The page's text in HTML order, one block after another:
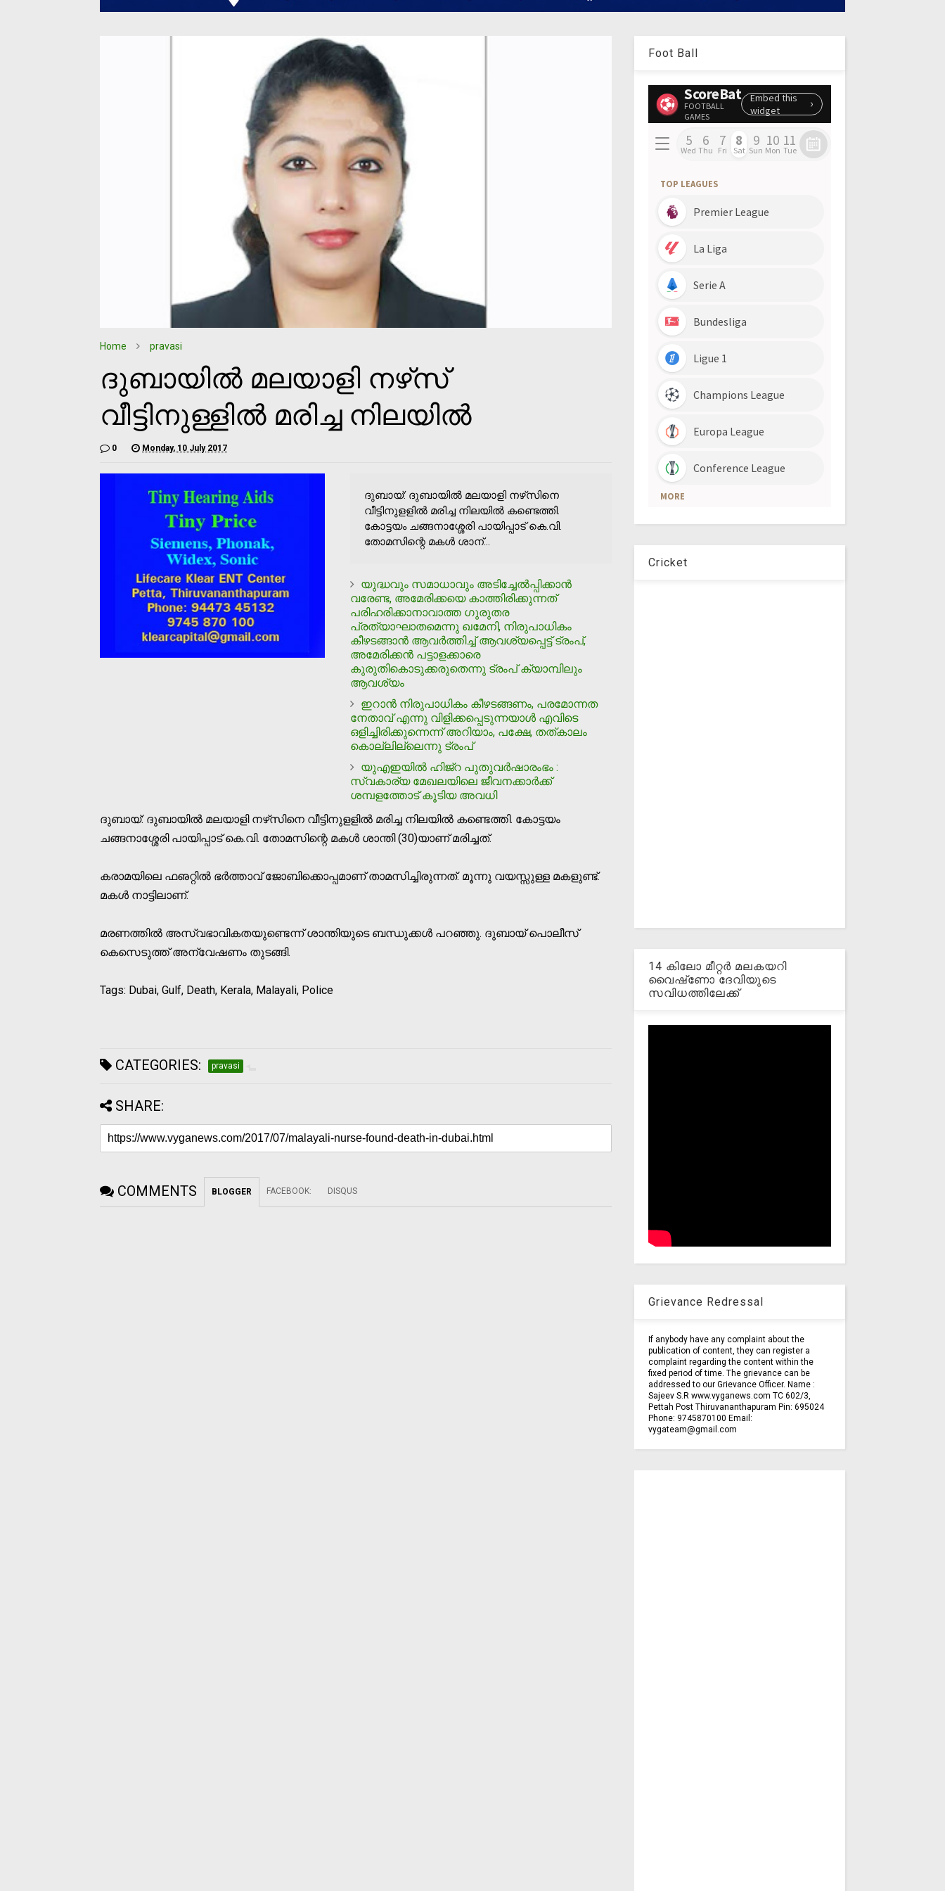
Home pravasi
ദുബായില്‍ മലയാളി നഴ്‌സ്
വീട്ടിനുള്ളില്‍ മരിച്ച നിലയില്‍
0 Monday, 10 July 2017
ദുബായ്: ദുബായില്‍ മലയാളി നഴ്‌സിനെ
വീട്ടിനുളളില്‍ മരിച്ച നിലയില്‍ കണ്ടെത്തി.
കോട്ടയം ചങ്ങനാശ്ശേരി പായിപ്പാട് കെ.വി.
തോമസിന്റെ മകള്‍ ശാന്...
യുദ്ധവും സമാധാവും അടിച്ചേല്‍പ്പിക്കാന്‍
വരേണ്ട, അമേരിക്കയെ കാത്തിരിക്കുന്നത്
പരിഹരിക്കാനാവാത്ത ഗുരുതര
പ്രത്യാഘാതമെന്നു ഖമേനി, നിരുപാധികം
കീഴടങ്ങാന്‍ ആവര്‍ത്തിച്ച് ആവശ്യപ്പെട്ട് ട്രംപ്,
അമേരിക്കന്‍ പട്ടാളക്കാരെ
കുരുതികൊടുക്കരുതെന്നു ട്രംപ് ക്യാമ്പിലും
ആവശ്യം
ഇറാന്‍ നിരുപാധികം കീഴടങ്ങണം, പരമോന്നത
നേതാവ് എന്നു വിളിക്കപ്പെടുന്നയാള്‍ എവിടെ
ഒളിച്ചിരിക്കുന്നെന്ന് അറിയാം, പക്ഷേ, തത്കാലം
കൊല്ലില്ലെന്നു ട്രംപ്
യുഎഇയില്‍ ഹിജ്റ പുതുവര്‍ഷാരംഭം :
സ്വകാര്യ മേഖലയിലെ ജീവനക്കാര്‍ക്ക്
ശമ്പളത്തോട് കൂടിയ അവധി
ദുബായ്: ദുബായില്‍ മലയാളി നഴ്‌സിനെ വീട്ടിനുളളില്‍ മരിച്ച നിലയില്‍ കണ്ടെത്തി. കോട്ടയം
ചങ്ങനാശ്ശേരി പായിപ്പാട് കെ.വി. തോമസിന്റെ മകള്‍ ശാന്തി (30)യാണ് മരിച്ചത്.
കരാമയിലെ ഫഌറ്റില്‍ ഭര്‍ത്താവ് ജോബിക്കൊപ്പമാണ് താമസിച്ചിരുന്നത്. മൂന്നു വയസ്സുള്ള മകളുണ്ട്.
മകള്‍ നാട്ടിലാണ്.
മരണത്തില്‍ അസ്വഭാവികതയുണ്ടെന്ന് ശാന്തിയുടെ ബന്ധുക്കള്‍ പറഞ്ഞു. ദുബായ് പൊലീസ്
കെസെടുത്ത് അന്വേഷണം തുടങ്ങി.
Tags: Dubai, Gulf, Death, Kerala, Malayali, Police
CATEGORIES: pravasi
SHARE:
COMMENTS BLOGGER FACEBOOK: DISQUS
Foot Ball
Cricket
14 കിലോ മീറ്റര്‍ മലകയറി
വൈഷ്‌ണോ ദേവിയുടെ
സവിധത്തിലേക്ക്
Grievance Redressal
If anybody have any complaint about the
publication of content, they can register a
complaint regarding the content within the
fixed period of time. The grievance can be
addressed to our Grievance Officer. Name :
Sajeev S.R www.vyganews.com TC 602/3,
Pettah Post Thiruvananthapuram Pin: 695024
Phone: 9745870100 Email:
vygateam@gmail.com